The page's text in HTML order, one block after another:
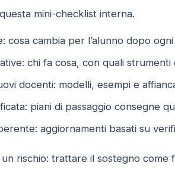
mini-checklist interna.
cosa cambia per l’alunno dopo
chi fa cosa, con quali strumenti
docenti: modelli, esempi e
piani di passaggio consegne
aggiornamenti basati su
rischio: trattare il sostegno come